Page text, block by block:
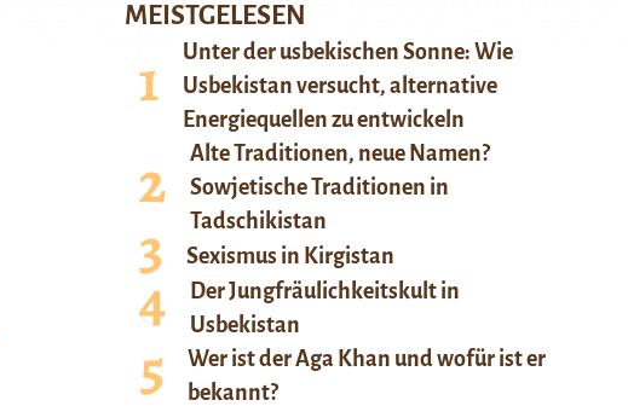
MEISTGELESEN
Unter der usbekischen Sonne: Wie
Usbekistan versucht, alternative
Energiequellen zu entwickeln
Alte Traditionen, neue Namen?
Sowjetische Traditionen in
Tadschikistan
Sexismus in Kirgistan
Der Jungfräulichkeitskult in
Usbekistan
Wer ist der Aga Khan und wofür ist er
bekannt?